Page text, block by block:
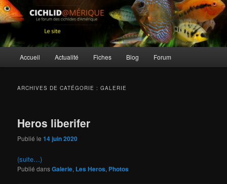
Accueil Actualité Fiches Blog Forum
ARCHIVES DE CATÉGORIE :GALERIE
Heros liberifer
Publié le14 juin 2020
(suite…)
Publié dansGalerie, Les Heros, Photos